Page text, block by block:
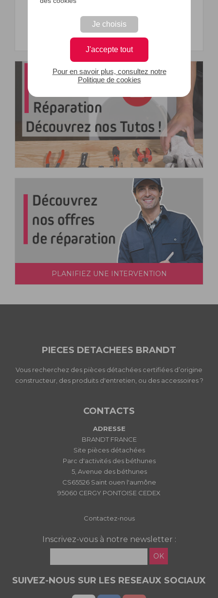
Je choisis
J'accepte tout
Pour en savoir plus, consultez notre
Politique de cookies
Vues éclatées, pièces détachées
PLANIFIEZ UNE INTERVENTION
PIECES DETACHEES BRANDT
Vous recherchez des pièces détachées certifiées d’origine
constructeur, des produits d'entretien, ou des accessoires ?
CONTACTS
ADRESSE
BRANDT FRANCE
Site pièces détachées
Parc d'activités des béthunes
5, Avenue des béthunes
CS65526 Saint ouen l'aumône
95060 CERGY PONTOISE CEDEX
Contactez-nous
Inscrivez-vous à notre newsletter :
OK
SUIVEZ-NOUS SUR LES RESEAUX SOCIAUX